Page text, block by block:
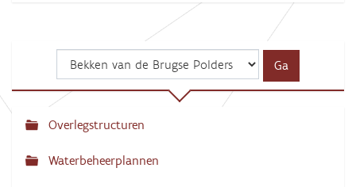
N
a
Overlegstructuren
Waterbeheerplannen